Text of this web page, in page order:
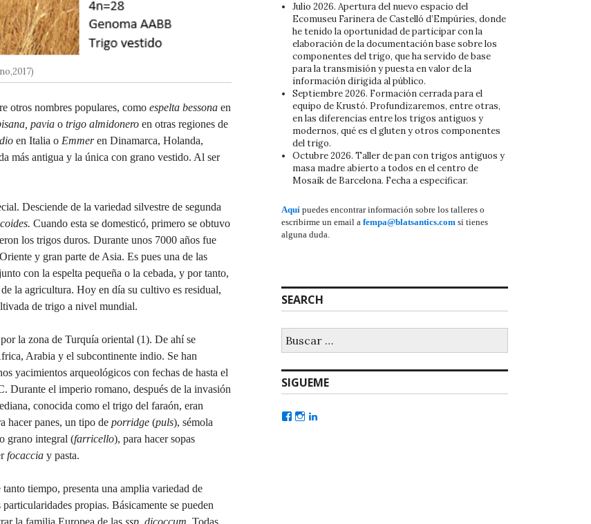
otros nombres populares, como espelta bessona en
pavia o trigo almidonero en otras regiones de
en Italia o Emmeren Dinamarca, Holanda,
más antigua y la única con grano vestido. Al ser
Desciende de la variedad silvestre de segunda
Cuando esta se domesticó, primero se obtuvo
los trigos duros. Durante unos 7000 años fue
y gran parte de Asia. Es pues una de las
con la espelta pequeña o la cebada, y por tanto,
la agricultura. Hoy en día su cultivo es residual,
de trigo a nivel mundial.
la zona de Turquía oriental (1). De ahí se
Arabia y el subcontinente indio. Se han
yacimientos arqueológicos con fechas de hasta el
Durante el imperio romano, después de la invasión
conocida como el trigo del faraón, eran
hacer panes, un tipo de porridge (puls), sémola
grano integral (farricello), para hacer sopas
focaccia y pasta.
tiempo, presenta una amplia variedad de
propias. Básicamente se pueden
Julio 2026. Apertura del nuevo espacio del
Ecomuseu Farinera de Castelló d’Empúries, donde
he tenido la oportunidad de participar con la
elaboración de la documentación base sobre los
componentes del trigo, que ha servido de base
para la transmisión y puesta en valor de la
información dirigida al público.
Septiembre 2026. Formación cerrada para el
equipo de Krustó. Profundizaremos, entre otras,
en las diferencias entre los trigos antiguos y
modernos, qué es el gluten y otros componentes
del trigo.
Octubre 2026. Taller de pan con trigos antiguos y
masa madre abierto a todos en el centro de
Mosaik de Barcelona. Fecha a especificar.
Aquí puedes encontrar información sobre los talleres o
escribirme un email a fempa@blatsantics.com si tienes
alguna duda.
SEARCH
SIGUEME